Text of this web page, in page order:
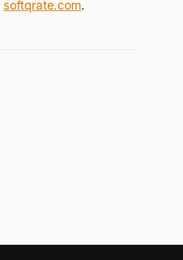
softqrate.com.